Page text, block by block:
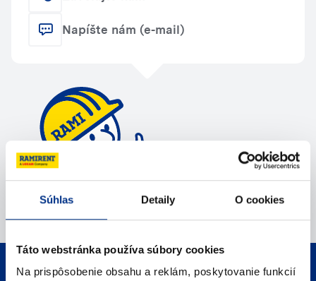
Súhlas Detaily O cookies
Táto webstránka používa súbory cookies
Na prispôsobenie obsahu a reklám, poskytovanie funkcií
Napíšte nám (e-mail)
Telefonický kontakt